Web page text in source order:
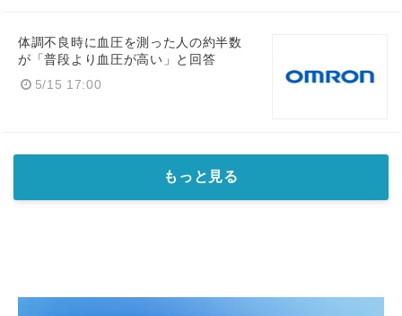
体調不良時に血圧を測った人の約半数
が「普段より血圧が高い」と回答
5/15 17:00
もっと見る